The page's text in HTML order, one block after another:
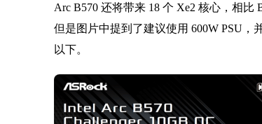
Arc B570 还将带来 18 个 Xe2 核心，相
但是图片中提到了建议使用 600W PSU，
以下。